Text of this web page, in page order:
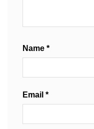
Name *
Email *